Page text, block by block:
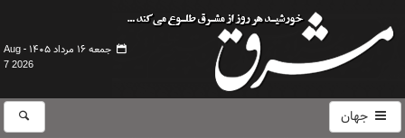
جمعه ۱۶ مرداد ۱۴۰۵ -
Aug
7 2026
جهان